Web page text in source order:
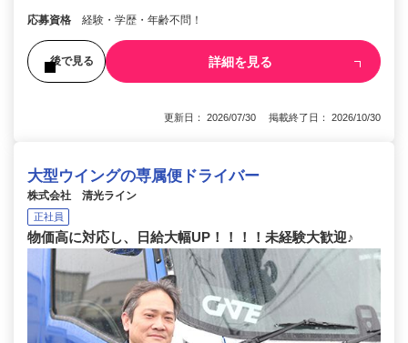
応募資格 経験・学歴・年齢不問！
後で見る 詳細を見る
更新日： 2026/07/30 掲載終了日： 2026/10/30
大型ウイングの専属便ドライバー
株式会社 清光ライン
正社員
物価高に対応し、日給大幅UP！！！！未経験大歓迎♪